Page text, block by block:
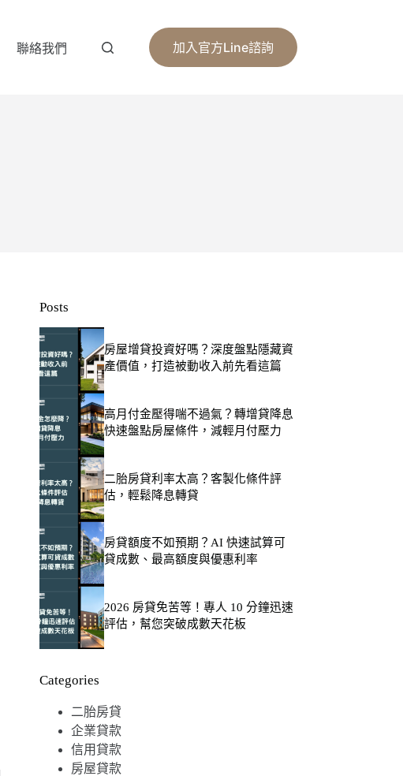
聯絡我們 加入官方Line諮詢
Posts
房屋增貸投資好嗎？深度盤點隱藏資
產價值，打造被動收入前先看這篇
高月付金壓得喘不過氣？轉增貸降息
快速盤點房屋條件，減輕月付壓力
二胎房貸利率太高？客製化條件評
估，輕鬆降息轉貸
房貸額度不如預期？AI 快速試算可
貸成數、最高額度與優惠利率
2026 房貸免苦等！專人 10 分鐘迅速
評估，幫您突破成數天花板
Categories
二胎房貸
企業貸款
信用貸款
房屋貸款